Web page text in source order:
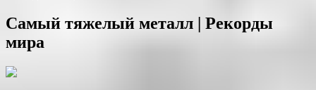
Самый тяжелый металл | Рекорды
мира